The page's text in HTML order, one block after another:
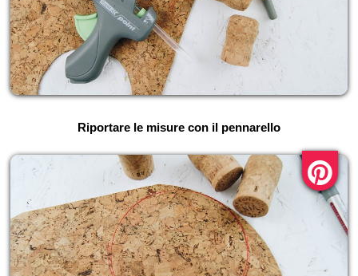
Riportare le misure con il pennarello